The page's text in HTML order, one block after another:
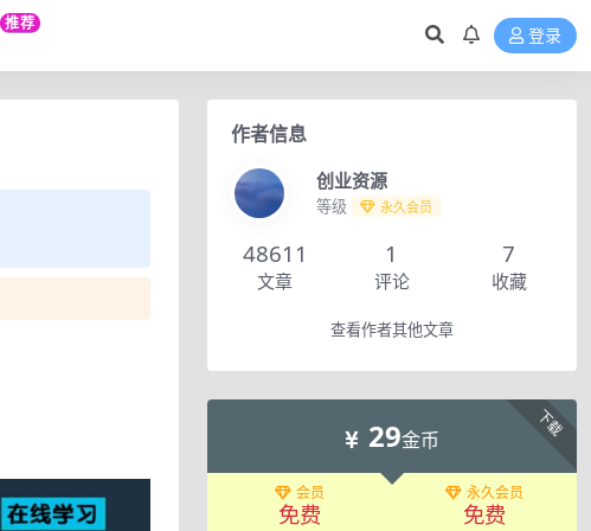
推荐
登录
作者信息
创业资源
等级 永久会员
48611
文章
1
评论
7
收藏
查看作者其他文章
下载
29金币
会员
免费
永久会员
免费